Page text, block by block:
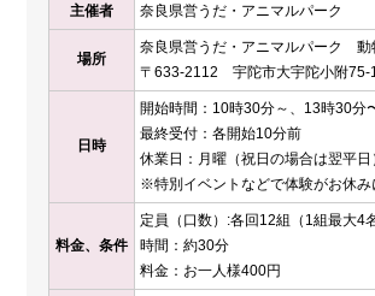
主催者 奈良県営うだ・アニマルパーク
場所
奈良県営うだ・アニマルパーク
〒633-2112 宇陀市大宇陀小附75-
日時
開始時間：10時30分～、13時30分
最終受付：各開始10分前
休業日：月曜（祝日の場合は翌平日
※特別イベントなどで体験がお休み
料金、条件
定員（口数）:各回12組（1組最大4
時間：約30分
料金：お一人様400円